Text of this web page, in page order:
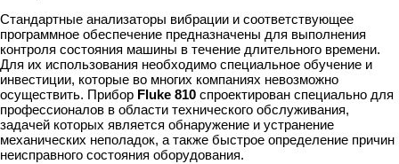
Стандартные анализаторы вибрации и соответствующее
программное обеспечение предназначены для выполнения
контроля состояния машины в течение длительного времени.
Для их использования необходимо специальное обучение и
инвестиции, которые во многих компаниях невозможно
осуществить. Прибор Fluke 810 спроектирован специально для
профессионалов в области технического обслуживания,
задачей которых является обнаружение и устранение
механических неполадок, а также быстрое определение причин
неисправного состояния оборудования.